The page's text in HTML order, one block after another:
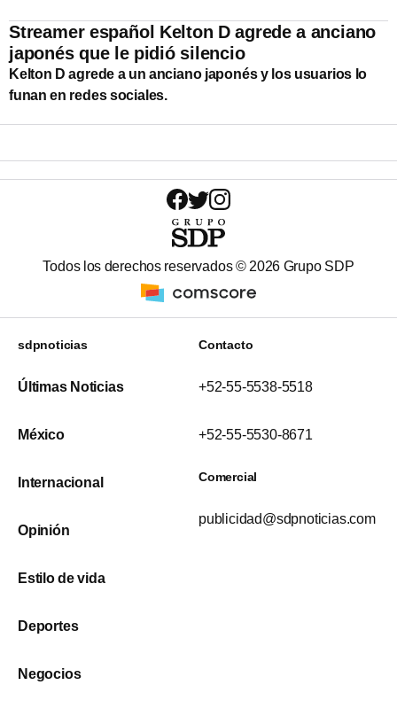
Streamer español Kelton D agrede a anciano
japonés que le pidió silencio
Kelton D agrede a un anciano japonés y los usuarios lo
funan en redes sociales.
Todos los derechos reservados ©2026 Grupo SDP
sdpnoticias
Últimas Noticias
México
Internacional
Opinión
Estilo de vida
Deportes
Negocios
Contacto
+52-55-5538-5518
+52-55-5530-8671
Comercial
publicidad@sdpnoticias.com